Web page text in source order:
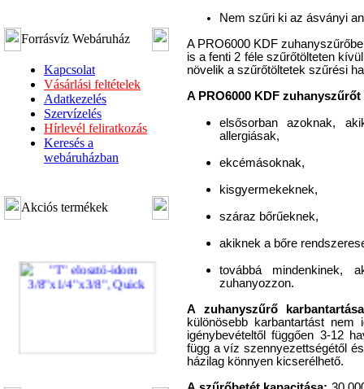
Forrásvíz Webáruház
Kapcsolat
Vásárlási feltételek
Adatkezelés
Szervízelés
Hírlevél feliratkozás
Keresés a
webáruházban
Akciós termékek
Nem szűri ki az ásványi
A PRO6000 KDF
is a fenti 2 féle szűrőtölteten
növelik a szűrőtöltetek szűrési
A PRO6000 KDF
elsősorban azoknak,
allergiásak,
ekcémásoknak,
kisgyermekeknek,
száraz bőrűeknek,
akiknek a bőre
továbbá mindenkinek,
zuhanyozzon.
A zuhanyszűrő
különösebb karbantartást
igénybevételtől függően 3-12
függ a víz szennyezettségétől
házilag könnyen kicserélhető.